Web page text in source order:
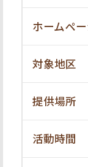
ホームペ
対象地区
提供場所
活動時間